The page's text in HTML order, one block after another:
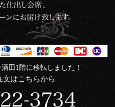
田1階に移転しました！
文はこちらから